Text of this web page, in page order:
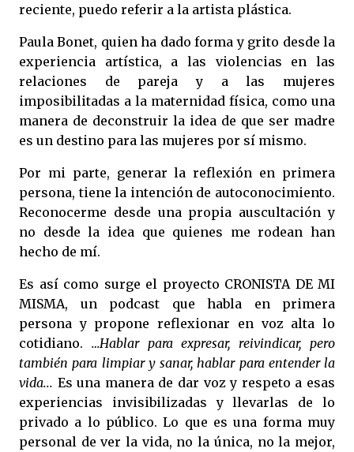
reciente, puedo referir a la artista plástica.
Paula Bonet, quien ha dado forma y grito desde la
experiencia artística, a las violencias en las
relaciones de pareja y a las mujeres
imposibilitadas a la maternidad física, como una
manera de deconstruir la idea de que ser madre
es un destino para las mujeres por sí mismo.
Por mi parte, generar la reflexión en primera
persona, tiene la intención de autoconocimiento.
Reconocerme desde una propia auscultación y
no desde la idea que quienes me rodean han
hecho de mí.
Es así como surge el proyecto CRONISTA DE MI
MISMA, un podcast que habla en primera
persona y propone reflexionar en voz alta lo
cotidiano. …Hablar para expresar, reivindicar, pero
también para limpiar y sanar, hablar para entender la
vida... Es una manera de dar voz y respeto a esas
experiencias invisibilizadas y llevarlas de lo
privado a lo público. Lo que es una forma muy
personal de ver la vida, no la única, no la mejor,